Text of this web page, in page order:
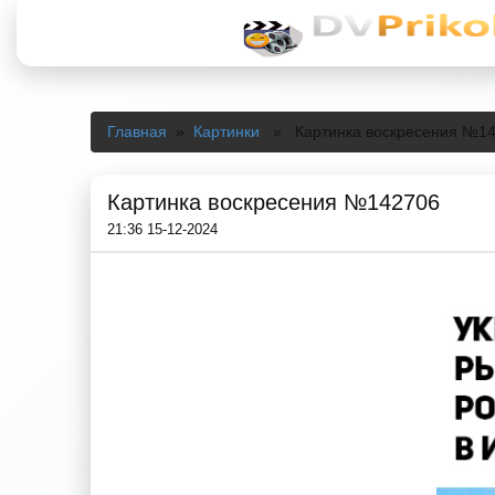
Главная » Картинки » Картинка воскресения
Картинка воскресения №142706
21:36 15-12-2024